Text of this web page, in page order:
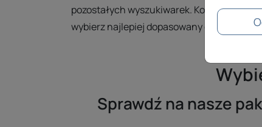
pozostałych wyszukiwarek. Koszt
wybierz najlepiej dopasowany do Twoich
Sprawdź na nasze